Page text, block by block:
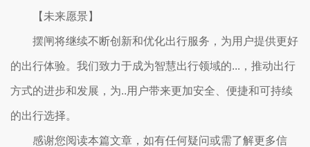
【未来愿景】
摆闸将继续不断创新和优化出行服务，为用户提供更好
的出行体验。我们致力于成为智慧出行领域的...，推动出行
方式的进步和发展，为..用户带来更加安全、便捷和可持续
的出行选择。
感谢您阅读本篇文章，如有任何疑问或需了解更多信